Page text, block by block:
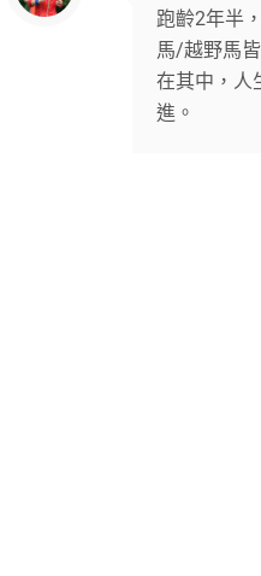
跑齡2年半
馬/越野馬
在其中，人
進。